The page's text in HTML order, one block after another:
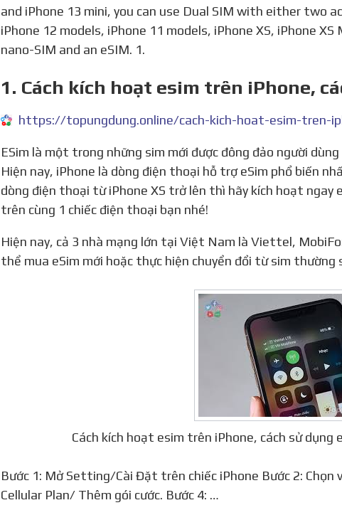
and iPhone 13 mini, you can use Dual SIM with either two
iPhone 12 models, iPhone 11 models, iPhone XS, iPhone
nano-SIM and an eSIM. 1.
1. Cách kích hoạt esim trên iPhone,
https://topungdung.online/cach-kich-hoat-esim-tren-
ESim là một trong những sim mới được đông đảo người dùng di động hiện nay lựa chọn bởi tính tiện ích cao.
Hiện nay, iPhone là dòng điện thoại hỗ trợ eSim phổ biến
dòng điện thoại từ iPhone XS trở lên thì hãy kích hoạt ngay
trên cùng 1 chiếc điện thoại bạn nhé!
Hiện nay, cả 3 nhà mạng lớn tại Việt Nam là Viettel, MobiFone và VinaPhone đều cung cấp eSim. Bạn có
thể mua eSim mới hoặc thực hiện chuyển đổi từ sim thường
Cách kích hoạt esim trên iPhone, cách sử
Bước 1: Mở Setting/Cài Đặt trên chiếc iPhone Bước 2: Chọn vào mục Cellular/ Di Động Bước 3: Ấn vào Add
Cellular Plan/ Thêm gói cước. Bước 4: …